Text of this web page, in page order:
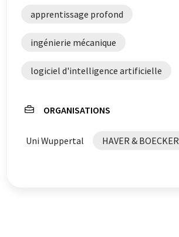
apprentissage profond
ingénierie mécanique
logiciel d'intelligence artificielle
ORGANISATIONS
Uni Wuppertal HAVER & BOECKER